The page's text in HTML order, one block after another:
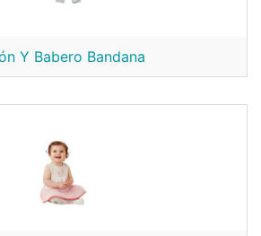
Y Babero Bandana